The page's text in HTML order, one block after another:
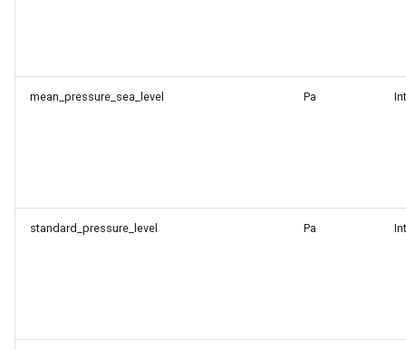
mean_pressure_sea_level Pa
standard_pressure_level Pa